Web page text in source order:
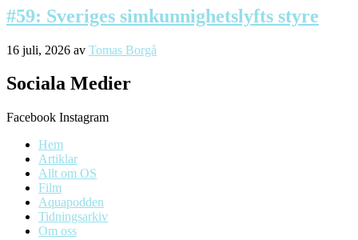
#59: Sveriges simkunnighetslyfts styre
16 juli, 2026 av Tomas Borgå
Sociala Medier
Facebook Instagram
Hem
Artiklar
Allt om OS
Film
Aquapodden
Tidningsarkiv
Om oss